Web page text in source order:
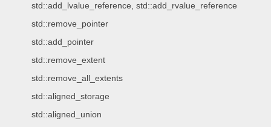
std::add_lvalue_reference, std::add_rvalue_reference
std::remove_pointer
std::add_pointer
std::remove_extent
std::remove_all_extents
std::aligned_storage
std::aligned_union